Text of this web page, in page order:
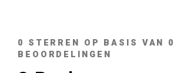
0 STERREN OP BASIS VAN 0
BEOORDELINGEN